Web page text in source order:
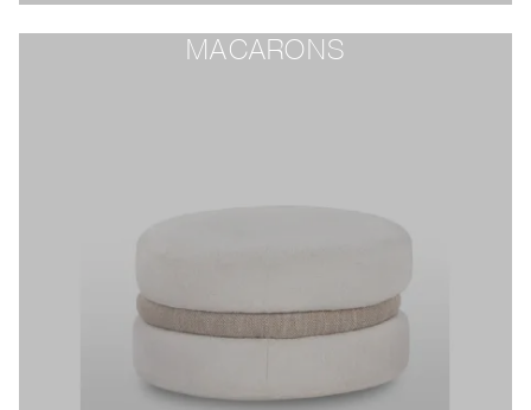
MACARONS